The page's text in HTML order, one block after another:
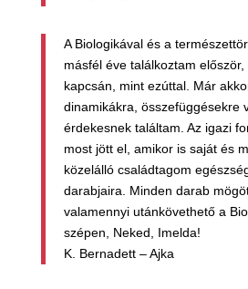
A Biologikával és a
másfél éve találkoztam
kapcsán, mint ezúttal. Már
dinamikákra, összefüggésekre
érdekesnek találtam. Az igazi
most jött el, amikor is saját és
közelálló családtagom
darabjaira. Minden darab
valamennyi utánkövethető a
szépen, Neked, Imelda!
K. Bernadett – Ajka